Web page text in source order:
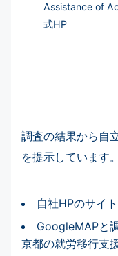
Assistance of
式HP
調査の結果から自
を提示しています。
自社HPのサイ
GoogleMAPと
京都の就労移行支